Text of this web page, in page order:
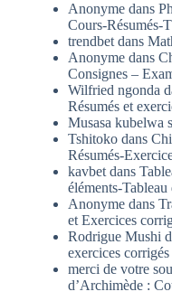
Anonyme dans
Cours-Résumés-
trendbet dans
Anonyme dans
Consignes –
Wilfried ngonda
Résumés et
Musasa kubelwa
Tshitoko dans
Résumés-
kavbet dans
éléments-
Anonyme dans
et Exercices
Rodrigue Mushi
exercices corrigés
merci de votre
d’Archimède :